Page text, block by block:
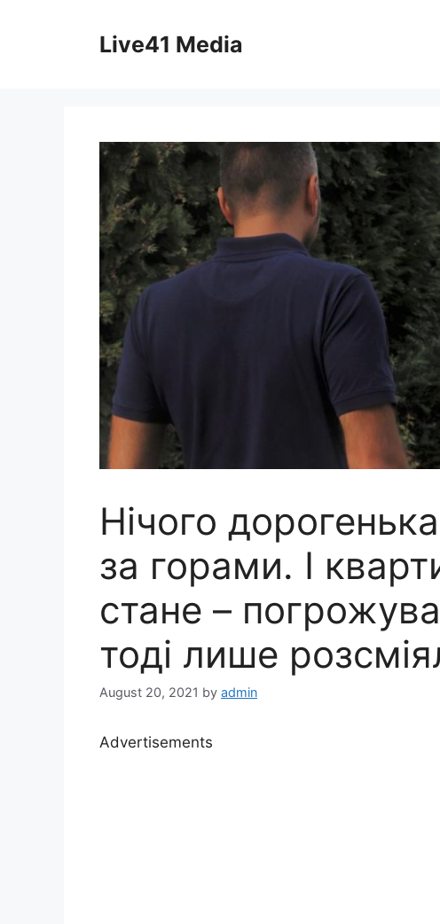
Live41 Media
Нічого
за горами. І
стане –
тоді лише
August 20, 2021 by admin
Advertisements